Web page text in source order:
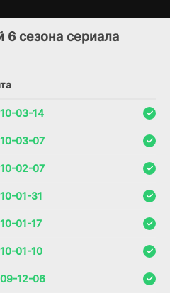
(2020)
сезона сериала
03-14
03-07
02-07
01-31
01-17
01-10
12-06